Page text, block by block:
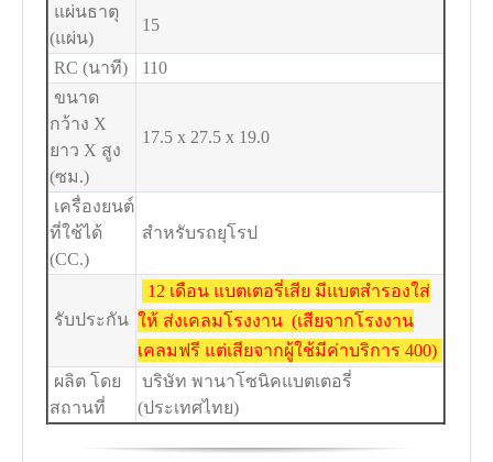
แผ่นธาตุ
(แผ่น)
15
RC (นาที)
110
ขนาด
กว้าง X
ยาว X สูง
(ซม.)
17.5 x 27.5 x 19.0
เครื่องยนต์
ที่ใช้ได้
(CC.)
สำหรับรถยุโรป
รับประกัน
12 เดือน แบตเตอรี่เสีย มีแบตสำรองใส่
ให้ ส่งเคลมโรงงาน (เสียจากโรงงาน
เคลมฟรี แต่เสียจากผู้ใช้มีค่าบริการ 400)
ผลิต โดย
สถานที่
บริษัท พานาโซนิคแบตเตอรี่
(ประเทศไทย)